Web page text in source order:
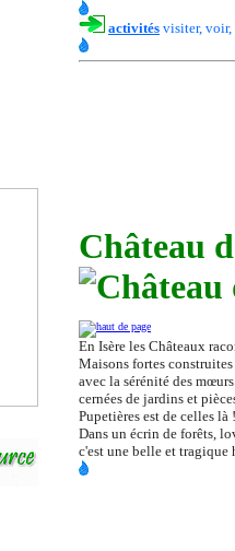
activités visiter,
Château
En Isère les Châteaux
Maisons fortes
avec la sérénité des
cernées de jardins et
Pupetières est de celles là !
Dans un écrin de forêts,
c'est une belle et tragique